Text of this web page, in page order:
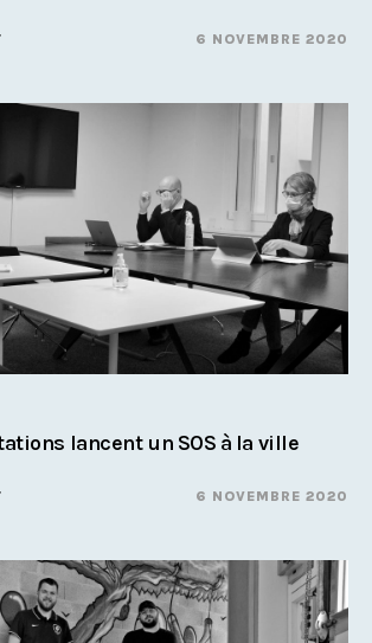
6 NOVEMBRE 2020
lancent un SOS à la ville
6 NOVEMBRE 2020